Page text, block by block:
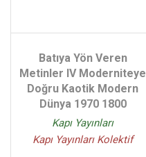
Batıya Yön Veren
Metinler IV Moderniteye
Doğru Kaotik Modern
Dünya 1970 1800
Kapı Yayınları
Kapı Yayınları Kolektif